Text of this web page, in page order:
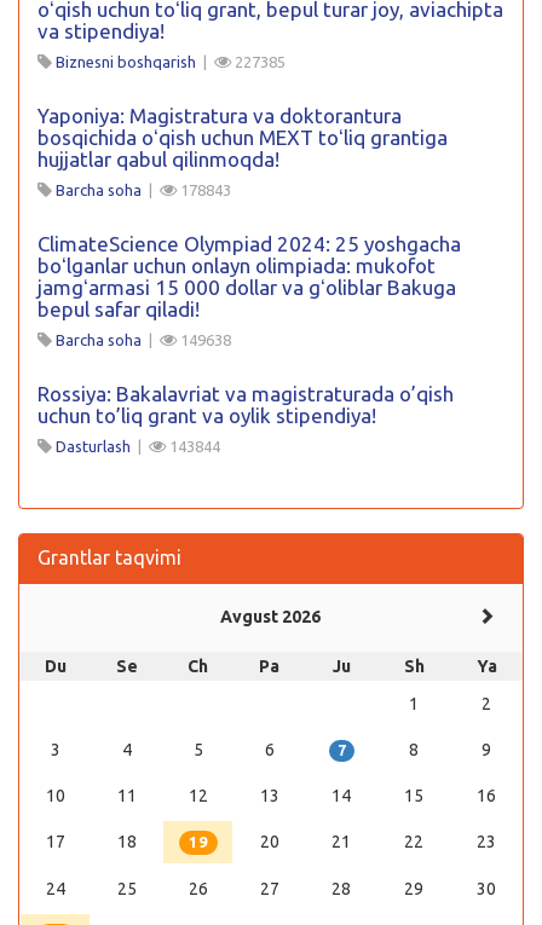
oʻqish uchun toʻliq grant, bepul turar joy, aviachipta
va stipendiya!
Biznesni boshqarish | 227385
Yaponiya: Magistratura va doktorantura
bosqichida oʻqish uchun MEXT toʻliq grantiga
hujjatlar qabul qilinmoqda!
Barcha soha | 178843
ClimateScience Olympiad 2024: 25 yoshgacha
boʻlganlar uchun onlayn olimpiada: mukofot
jamgʻarmasi 15 000 dollar va gʻoliblar Bakuga
bepul safar qiladi!
Barcha soha | 149638
Rossiya: Bakalavriat va magistraturada o’qish
uchun to’liq grant va oylik stipendiya!
Dasturlash | 143844
Grantlar taqvimi
Avgust 2026
Du Se Ch Pa Ju Sh
Ya
1
2
3 4 5 6 7 8 9
10 11 12 13 14 15 16
17 18 19 20 21 22 23
24 25 26 27 28 29 30